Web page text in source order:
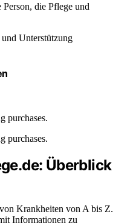
die Pflege und
purchases.
purchases.
Überblick
Krankheiten von A bis Z.
Informationen zu